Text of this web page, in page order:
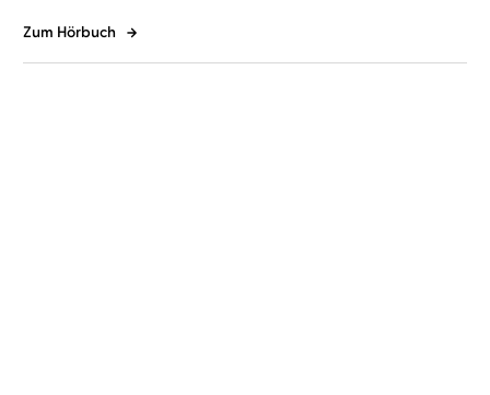
Zum Hörbuch